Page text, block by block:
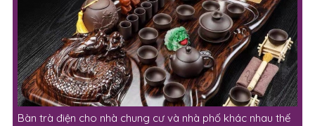
Bàn trà điện cho nhà chung cư và nhà phố khác nhau thế